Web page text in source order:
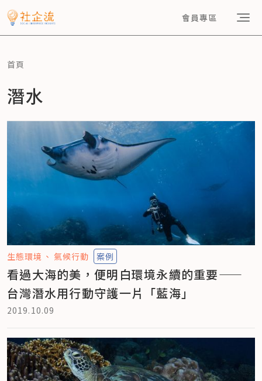
會員專區
首頁
潛水
生態環境 氣候行動 案例
看過大海的美，便明白環境永續的重要——
台灣潛水用行動守護一片「藍海」
2019.10.09